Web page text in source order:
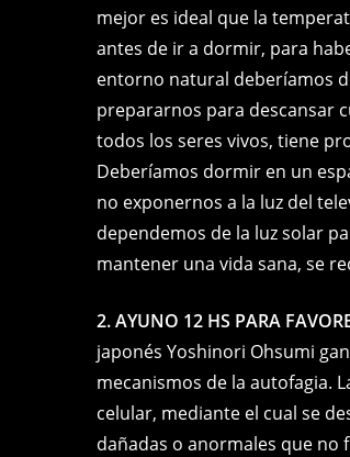
mejor es ideal que la
antes de ir a dormir, para
entorno natural deberíamos
prepararnos para descansar
todos los seres vivos, tiene
Deberíamos dormir en un
no exponernos a la luz del
dependemos de la luz solar
mantener una vida sana, se
2. AYUNO 12 HS PARA
japonés Yoshinori Ohsumi
mecanismos de la autofagia.
celular, mediante el cual se
dañadas o anormales que no